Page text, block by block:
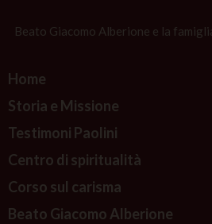
Beato Giacomo Alberione e la
Home
Storia e Missione
Testimoni Paolini
Centro di spiritualità
Corso sul carisma
Beato Giacomo Alberione